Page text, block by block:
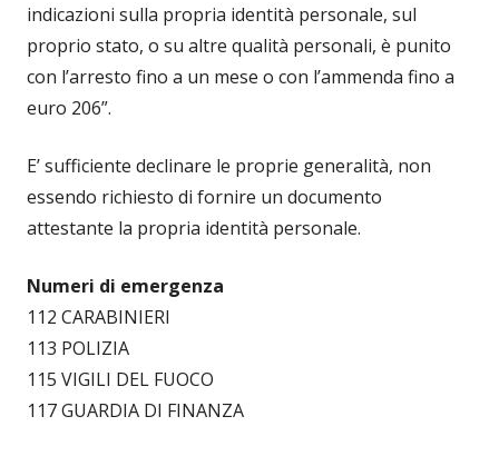
indicazioni sulla propria identità personale, sul
proprio stato, o su altre qualità personali, è punito
con l’arresto fino a un mese o con l’ammenda fino a
euro 206”.
E’ sufficiente declinare le proprie generalità, non
essendo richiesto di fornire un documento
attestante la propria identità personale.
Numeri di emergenza
112 CARABINIERI
113 POLIZIA
115 VIGILI DEL FUOCO
117 GUARDIA DI FINANZA